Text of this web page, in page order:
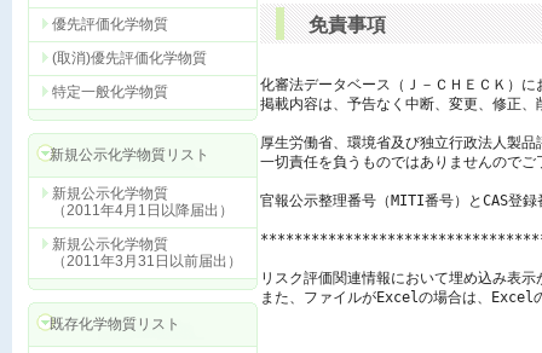
優先評価化学物質
(取消)優先評価化学物質
特定一般化学物質
新規公示化学物質リスト
新規公示化学物質
（2011年4月1日以降届出）
新規公示化学物質
（2011年3月31日以前届出）
既存化学物質リスト
免責事項
化審法データベース（Ｊ－ＣＨＥＣＫ）
掲載内容は、予告なく中断、変更、修正
厚生労働省、環境省及び独立行政法人製
一切責任を負うものではありませんのでご
官報公示整理番号（MITI番号）とCAS登
リスク評価関連情報において埋め込み表
また、ファイルがExcelの場合は、Excel